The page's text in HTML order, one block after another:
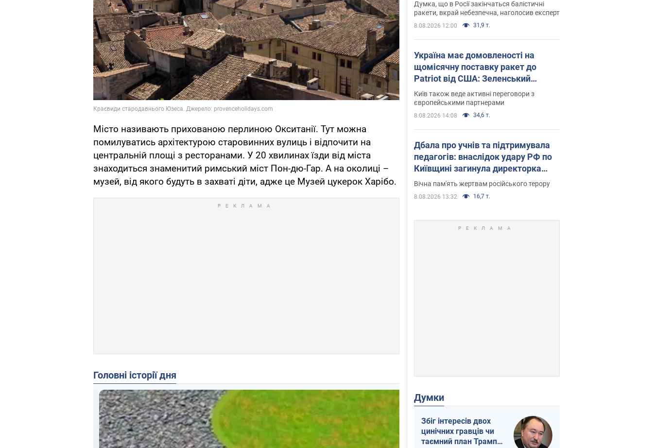
Місто називають прихованою перлиною Окситанії. Тут можна
помилуватись архітектурою старовинних вулиць і відпочити на
центральній площі з ресторанами. У 20 хвилинах їзди від міста
знаходиться знаменитий римський міст Пон-дю-Гар. А на околиці –
музей, від якого будуть в захваті діти, адже це Музей цукерок Харібо.
Головні історії дня
Думка, що в Росії закінчаться балістичні
ракети, вкрай небезпечна, наголосив експерт
8.08.2026 12:00 31,9 т.
Україна має домовленості на
щомісячну поставку ракет до
Patriot від США: Зеленський
розкрив подробиці
Київ також веде активні переговори з
європейськими партнерами
8.08.2026 14:08 34,6 т.
Дбала про учнів та підтримувала
педагогів: внаслідок удару РФ по
Київщині загинула директорка
київського ліцею, її чоловік та онук
Вічна пам'ять жертвам російського терору
8.08.2026 13:32 16,7 т.
Думки
Збіг інтересів двох
цинічних гравців чи
таємний план Трампа